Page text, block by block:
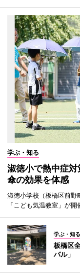
学ぶ・知る
淑徳小で熱中症
傘の効果を体感
淑徳小学校（板橋区前
「こども気温教室」が開
学ぶ・知る
板橋区
バル」